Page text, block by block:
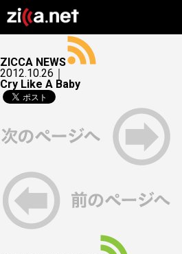
ZICCA NEWS
2012.10.26｜
Cry Like A Baby